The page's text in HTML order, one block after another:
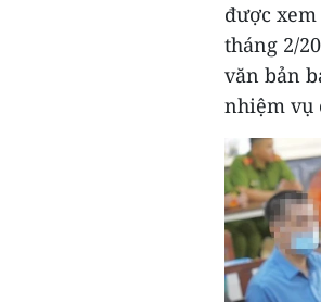
được
tháng 2/
văn bản
nhiệm vụ